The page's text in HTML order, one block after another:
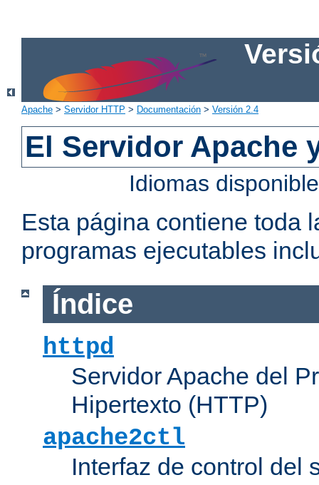
Apache > Servidor HTTP > Documentación > Versión 2.4
El Servidor Apache
Idiomas
Esta página contiene toda
programas ejecutables
Índice
httpd
Servidor Apache del
Hipertexto (HTTP)
apache2ctl
Interfaz de control del